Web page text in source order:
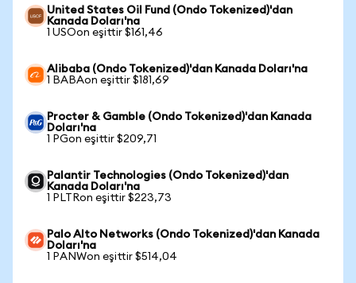
United States Oil Fund (Ondo Tokenized)'dan
Kanada Doları'na
1 USOon eşittir $161,46
Alibaba (Ondo Tokenized)'dan Kanada Doları'na
1 BABAon eşittir $181,69
Procter & Gamble (Ondo Tokenized)'dan Kanada
Doları'na
1 PGon eşittir $209,71
Palantir Technologies (Ondo Tokenized)'dan
Kanada Doları'na
1 PLTRon eşittir $223,73
Palo Alto Networks (Ondo Tokenized)'dan Kanada
Doları'na
1 PANWon eşittir $514,04